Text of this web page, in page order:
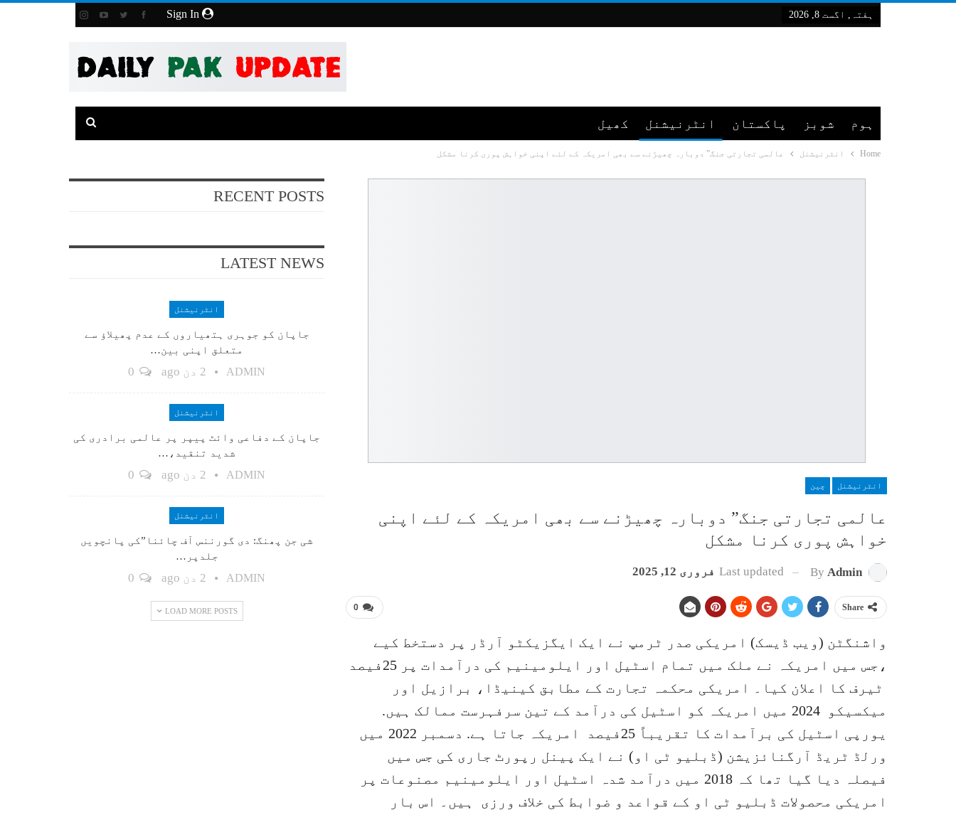
ہفتہ, اگست 8, 2026
ہوم شوبز پاکستان انٹرنیشنل کھیل
Home انٹرنیشنل عالمی تجارتی جنگ” دوبارہ چھیڑنے سے بھی امریکہ کے لئے اپنی خواہش پوری کرنا مشکل
انٹرنیشنل چین
عالمی تجارتی جنگ” دوبارہ چھیڑنے سے بھی امریکہ کے لئے اپنی
خواہش پوری کرنا مشکل
By Admin
Last updated فروری 12, 2025
0 Share
واشنگٹن (ویب ڈیسک) امریکی صدر ٹرمپ نے ایک ایگزیکٹو آرڈر پر دستخط کیے
،جس میں امریکہ نے ملک میں تمام اسٹیل اور ایلومینیم کی درآمدات پر 25فیصد
ٹیرف کا اعلان کیا۔ امریکی محکمہ تجارت کے مطابق کینیڈا، برازیل اور
میکسیکو 2024 میں امریکہ کو اسٹیل کی درآمد کے تین سرفہرست ممالک ہیں.
یورپی اسٹیل کی برآمدات کا تقریباً 25فیصد امریکہ جاتا ہے. دسمبر 2022 میں
ورلڈ ٹریڈ آرگنائزیشن (ڈبلیو ٹی او) نے ایک پینل رپورٹ جاری کی جس میں
فیصلہ دیا گیا تھا کہ 2018 میں درآمد شدہ اسٹیل اور ایلومینیم مصنوعات پر
امریکی محصولات ڈبلیو ٹی او کے قواعد و ضوابط کی خلاف ورزی ہیں۔ اس بار
RECENT POSTS
LATEST NEWS
انٹرنیشنل
جاپان کو جوہری ہتھیاروں کے عدم پھیلاؤ سے
متعلق اپنی بین…
ADMIN 2 دن ago
انٹرنیشنل
جاپان کے دفاعی وائٹ پیپر پر عالمی برادری کی
شدید تنقید،…
ADMIN 2 دن ago
انٹرنیشنل
شی جن پھنگ: دی گورننس آف چائنا”کی پانچویں
جلدپر…
ADMIN 2 دن ago
LOAD MORE POSTS